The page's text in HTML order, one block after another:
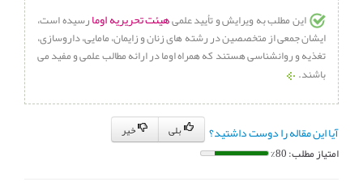
این مطلب به ویرایش و تأیید علمیهیئت تحریریه اومارسیده است،
ایشان جمعی از متخصصین در رشته های زنان و زایمان، مامایی، داروسازی،
تغذیه و روانشناسی هستند که همراه اوما در ارائه مطالب علمی و مفید می
باشند.
آیا این مقاله را دوست داشتید؟
امتیاز مطلب: 80%